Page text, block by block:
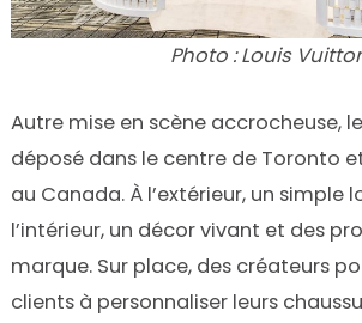
Photo : Louis
Autre mise en scène accrocheuse,
déposé dans le centre de Toronto
au Canada. À l’extérieur, un simple
l’intérieur, un décor vivant et des
marque. Sur place, des créateurs
clients à personnaliser leurs